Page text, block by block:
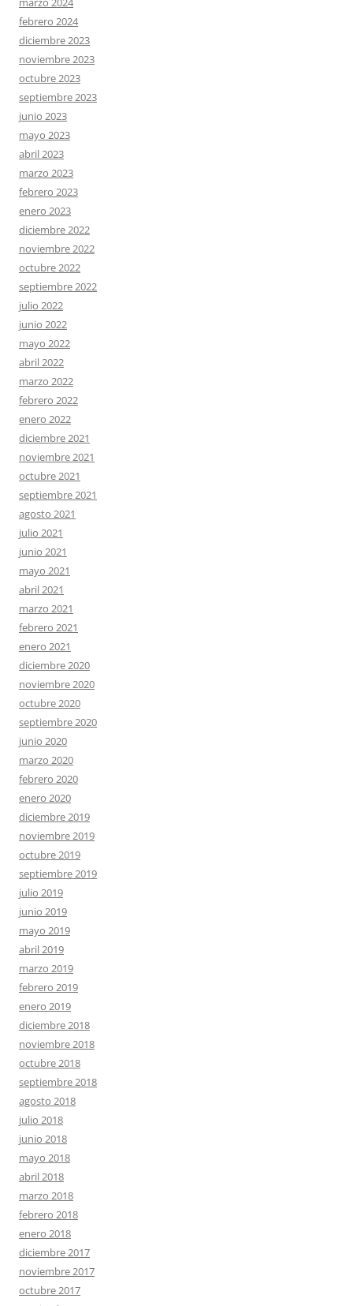
febrero 2024
diciembre 2023
noviembre 2023
octubre 2023
septiembre 2023
junio 2023
mayo 2023
abril 2023
marzo 2023
febrero 2023
enero 2023
diciembre 2022
noviembre 2022
octubre 2022
septiembre 2022
julio 2022
junio 2022
mayo 2022
abril 2022
marzo 2022
febrero 2022
enero 2022
diciembre 2021
noviembre 2021
octubre 2021
septiembre 2021
agosto 2021
julio 2021
junio 2021
mayo 2021
abril 2021
marzo 2021
febrero 2021
enero 2021
diciembre 2020
noviembre 2020
octubre 2020
septiembre 2020
junio 2020
marzo 2020
febrero 2020
enero 2020
diciembre 2019
noviembre 2019
octubre 2019
septiembre 2019
julio 2019
junio 2019
mayo 2019
abril 2019
marzo 2019
febrero 2019
enero 2019
diciembre 2018
noviembre 2018
octubre 2018
septiembre 2018
agosto 2018
julio 2018
junio 2018
mayo 2018
abril 2018
marzo 2018
febrero 2018
enero 2018
diciembre 2017
noviembre 2017
octubre 2017